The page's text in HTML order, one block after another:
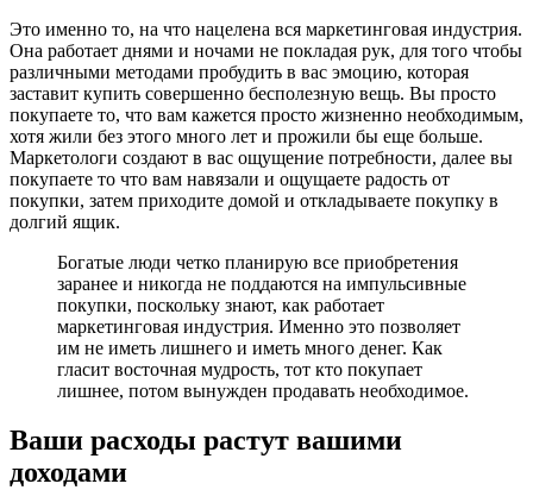
Это именно то, на что нацелена вся маркетинговая индустрия.
Она работает днями и ночами не покладая рук, для того чтобы
различными методами пробудить в вас эмоцию, которая
заставит купить совершенно бесполезную вещь. Вы просто
покупаете то, что вам кажется просто жизненно необходимым,
хотя жили без этого много лет и прожили бы еще больше.
Маркетологи создают в вас ощущение потребности, далее вы
покупаете то что вам навязали и ощущаете радость от
покупки, затем приходите домой и откладываете покупку в
долгий ящик.
Богатые люди четко планирую все приобретения
заранее и никогда не поддаются на импульсивные
покупки, поскольку знают, как работает
маркетинговая индустрия. Именно это позволяет
им не иметь лишнего и иметь много денег. Как
гласит восточная мудрость, тот кто покупает
лишнее, потом вынужден продавать необходимое.
Ваши расходы растут вашими
доходами